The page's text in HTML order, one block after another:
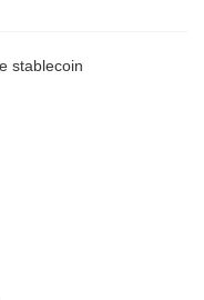
stablecoin